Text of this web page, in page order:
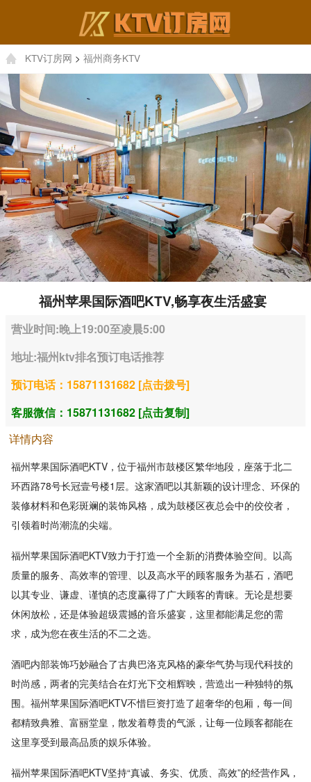
KTV订房网 > 福州商务KTV
福州苹果国际酒吧KTV,畅享夜生活盛宴
营业时间:晚上19:00至凌晨5:00
地址:福州ktv排名预订电话推荐
预订电话：15871131682 [点击拨号]
客服微信：15871131682 [点击复制]
详情内容
福州苹果国际酒吧KTV，位于福州市鼓楼区繁华地段，座落于北二
环西路78号长冠壹号楼1层。这家酒吧以其新颖的设计理念、环保的
装修材料和色彩斑斓的装饰风格，成为鼓楼区夜总会中的佼佼者，
引领着时尚潮流的尖端。
福州苹果国际酒吧KTV致力于打造一个全新的消费体验空间。以高
质量的服务、高效率的管理、以及高水平的顾客服务为基石，酒吧
以其专业、谦虚、谨慎的态度赢得了广大顾客的青睐。无论是想要
休闲放松，还是体验超级震撼的音乐盛宴，这里都能满足您的需
求，成为您在夜生活的不二之选。
酒吧内部装饰巧妙融合了古典巴洛克风格的豪华气势与现代科技的
时尚感，两者的完美结合在灯光下交相辉映，营造出一种独特的氛
围。福州苹果国际酒吧KTV不惜巨资打造了超奢华的包厢，每一间
都精致典雅、富丽堂皇，散发着尊贵的气派，让每一位顾客都能在
这里享受到最高品质的娱乐体验。
福州苹果国际酒吧KTV坚持“真诚、务实、优质、高效”的经营作风，